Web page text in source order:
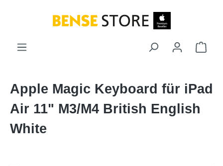
Apple Magic Keyboard für iPad
Air 11" M3/M4 British English
White